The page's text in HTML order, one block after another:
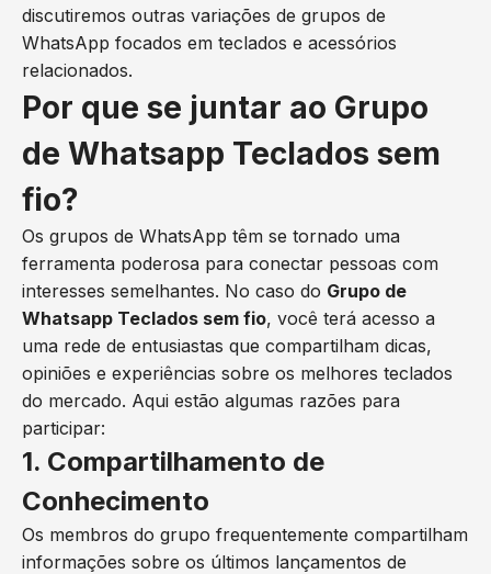
discutiremos outras variações de grupos de
WhatsApp focados em teclados e acessórios
relacionados.
Por que se juntar ao Grupo
de Whatsapp Teclados sem
fio?
Os grupos de WhatsApp têm se tornado uma
ferramenta poderosa para conectar pessoas com
interesses semelhantes. No caso do Grupo de
Whatsapp Teclados sem fio, você terá acesso a
uma rede de entusiastas que compartilham dicas,
opiniões e experiências sobre os melhores teclados
do mercado. Aqui estão algumas razões para
participar:
1. Compartilhamento de
Conhecimento
Os membros do grupo frequentemente compartilham
informações sobre os últimos lançamentos de